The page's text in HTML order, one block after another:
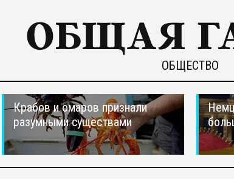
ОБЩЕСТВО
Крабов и омаров признали
разумными существами